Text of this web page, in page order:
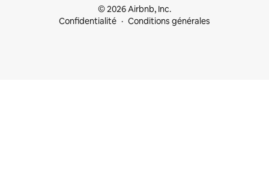
© 2026 Airbnb, Inc.
Confidentialité
Conditions générales